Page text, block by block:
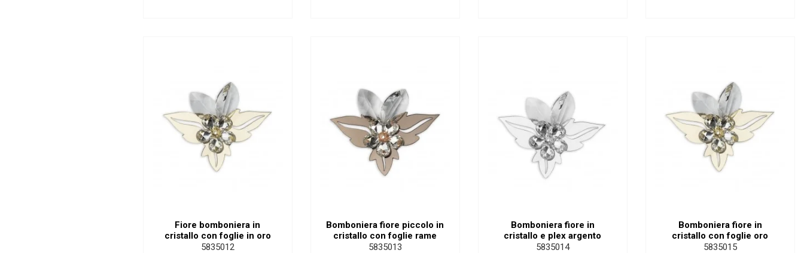
Fiore bomboniera in
cristallo con foglie in oro
5835012
Bomboniera fiore piccolo in
cristallo con foglie rame
5835013
Bomboniera fiore in
cristallo e plex argento
5835014
Bomboniera fiore in
cristallo con foglie oro
5835015